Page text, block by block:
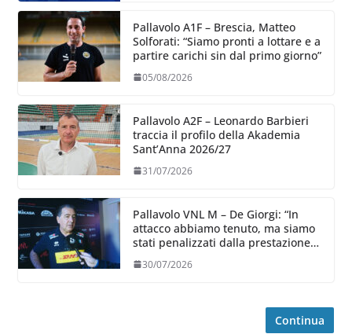
Pallavolo A1F – Brescia, Matteo
Solforati: “Siamo pronti a lottare e a
partire carichi sin dal primo giorno”
05/08/2026
Pallavolo A2F – Leonardo Barbieri
traccia il profilo della Akademia
Sant’Anna 2026/27
31/07/2026
Pallavolo VNL M – De Giorgi: “In
attacco abbiamo tenuto, ma siamo
stati penalizzati dalla prestazione
30/07/2026
Continua